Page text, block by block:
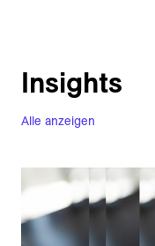
Alle anzeigen
Insights